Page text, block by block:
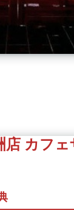
店 カフ